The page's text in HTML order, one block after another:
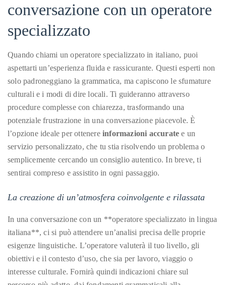
TheDuaneWells.com
working
Duane,
please
appropriate
from
our
team
will
follow
conversazione con un operatore
specializzato
Quando chiami un operatore specializzato in italiano, puoi
aspettarti un’esperienza fluida e rassicurante. Questi esperti non
solo padroneggiano la grammatica, ma capiscono le sfumature
culturali e i modi di dire locali. Ti guideranno attraverso
procedure complesse con chiarezza, trasformando una
potenziale frustrazione in una conversazione piacevole. È
l’opzione ideale per ottenere informazioni accurate e un
servizio personalizzato, che tu stia risolvendo un problema o
semplicemente cercando un consiglio autentico. In breve, ti
sentirai compreso e assistito in ogni passaggio.
La creazione di un’atmosfera coinvolgente e rilassata
In una conversazione con un **operatore specializzato in lingua
italiana**, ci si può attendere un’analisi precisa delle proprie
esigenze linguistiche. L’operatore valuterà il tuo livello, gli
obiettivi e il contesto d’uso, che sia per lavoro, viaggio o
interesse culturale. Fornirà quindi indicazioni chiare sul